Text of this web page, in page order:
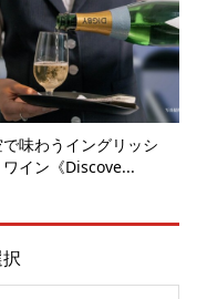
で味わうイングリッシ
ワイン《Discove...